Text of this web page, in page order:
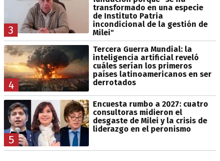
3
transformado en una especie
de Instituto Patria
incondicional de la gestión de
Milei"
4
Tercera Guerra Mundial: la
inteligencia artificial reveló
cuáles serían los primeros
países latinoamericanos en ser
derrotados
5
Encuesta rumbo a 2027: cuatro
consultoras midieron el
desgaste de Milei y la crisis de
liderazgo en el peronismo